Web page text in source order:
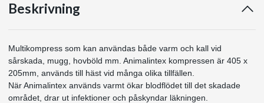
Beskrivning
Multikompress som kan användas både varm och kall vid
sårskada, mugg, hovböld mm. Animalintex kompressen är 405 x
205mm, används till häst vid många olika tillfällen.
När Animalintex används varmt ökar blodflödet till det skadade
området, drar ut infektioner och påskyndar läkningen.